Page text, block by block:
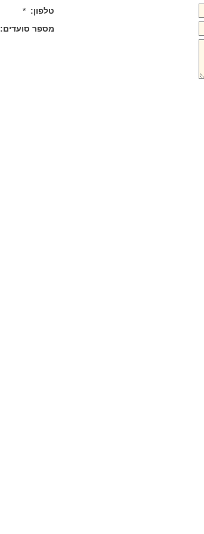
טלפון: *
מספר סועדים: